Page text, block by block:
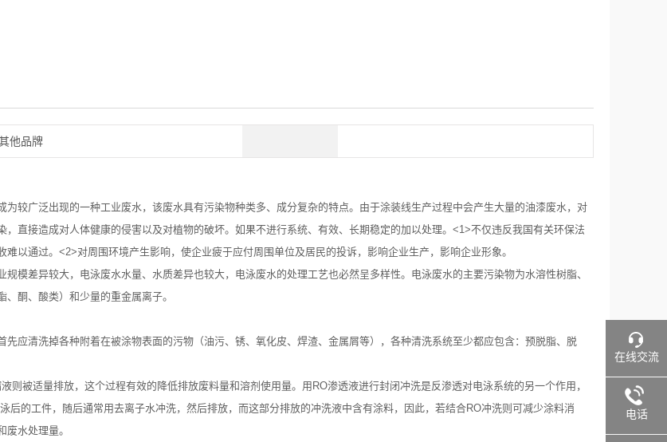
他品牌
为较广泛出现的一种工业废水，该废水具有污染物种类多、成分复杂的特点。由于涂装线生产过程中会产生大量的油漆废水，对
，直接造成对人体健康的侵害以及对植物的破坏。如果不进行系统、有效、长期稳定的加以处理。<1>不仅违反我国有关环保法
难以通过。<2>对周围环境产生影响，使企业疲于应付周围单位及居民的投诉，影响企业生产，影响企业形象。
规模差异较大，电泳废水水量、水质差异也较大，电泳废水的处理工艺也必然呈多样性。电泳废水的主要污染物为水溶性树脂、
、酮、酸类）和少量的重金属离子。
先应清洗掉各种附着在被涂物表面的污物（油污、锈、氧化皮、焊渣、金属屑等），各种清洗系统至少都应包含：预脱脂、脱
则被适量排放，这个过程有效的降低排放废料量和溶剂使用量。用RO渗透液进行封闭冲洗是反渗透对电泳系统的另一个作用，
后的工件，随后通常用去离子水冲洗，然后排放，而这部分排放的冲洗液中含有涂料，因此，若结合RO冲洗则可减少涂料消
废水处理量。
在线交流
电话